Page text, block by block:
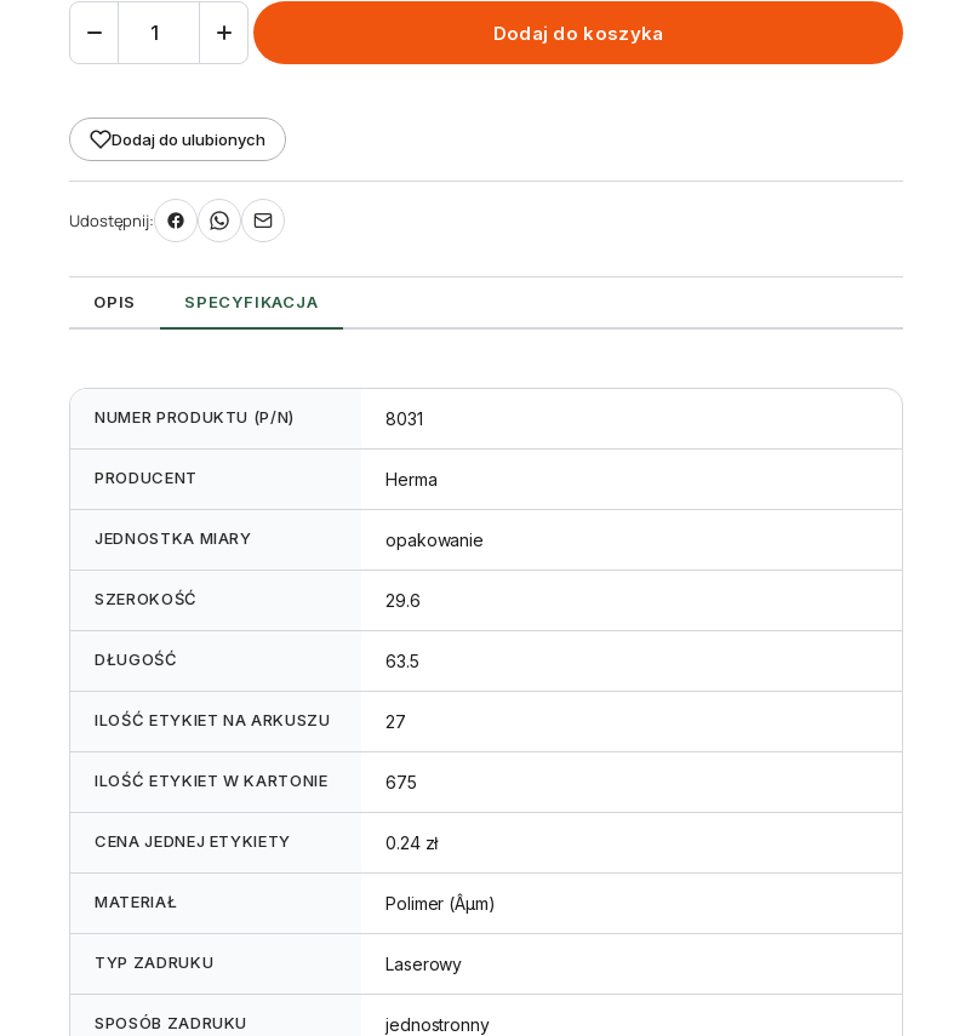
ilość
Etykiety
ostrzegawcze
63,5
29,6
mm
(675szt)
Dodaj do koszyka
Dodaj do ulubionych
Udostępnij:
OPIS SPECYFIKACJA
NUMER PRODUKTU (P/N) 8031
PRODUCENT Herma
JEDNOSTKA MIARY opakowanie
SZEROKOŚĆ 29.6
DŁUGOŚĆ 63.5
ILOŚĆ ETYKIET NA ARKUSZU 27
ILOŚĆ ETYKIET W KARTONIE 675
CENA JEDNEJ ETYKIETY 0.24 zł
MATERIAŁ Polimer (Âµm)
TYP ZADRUKU Laserowy
SPOSÓB ZADRUKU jednostronny